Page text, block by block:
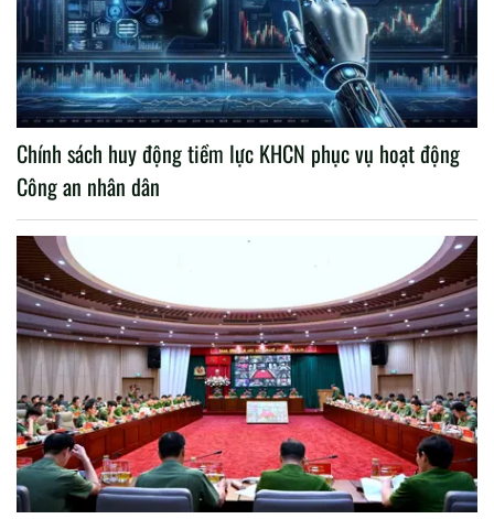
Chính sách huy động tiềm lực KHCN phục vụ hoạt động
Công an nhân dân